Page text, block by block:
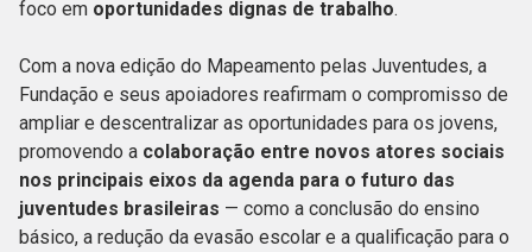
foco em oportunidades dignas de trabalho.
Com a nova edição do Mapeamento pelas Juventudes, a
Fundação e seus apoiadores reafirmam o compromisso de
ampliar e descentralizar as oportunidades para os jovens,
promovendo a colaboração entre novos atores sociais
nos principais eixos da agenda para o futuro das
juventudes brasileiras — como a conclusão do ensino
básico, a redução da evasão escolar e a qualificação para o